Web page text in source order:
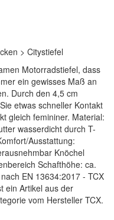
> Citystiefel
Motorradstiefel, dass
ein gewisses Maß an
Durch den 4,5 cm
etwas schneller Kontakt
gleich femininer. Material:
wasserdicht durch T-
Ausstattung:
Knöchel
Schafthöhe: ca.
EN 13634:2017 - TCX
ein Artikel aus der
vom Hersteller TCX.